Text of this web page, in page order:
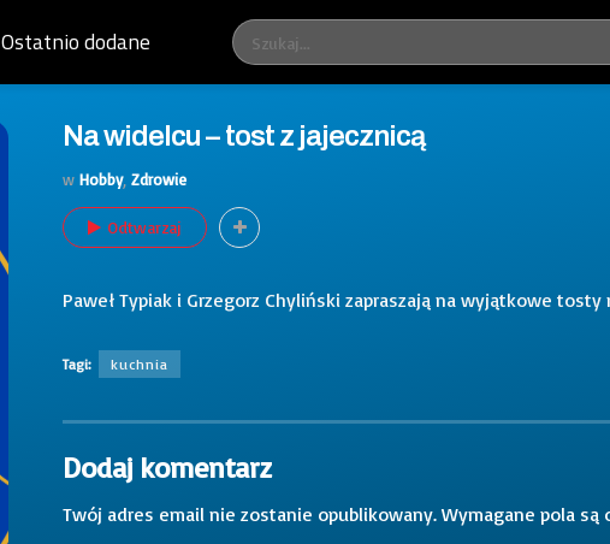
Ostatnio dodane
Na widelcu – tost z jajecznicą
w Hobby, Zdrowie
Odtwarzaj
Paweł Typiak i Grzegorz Chyliński zapraszają na wyjątkowe
Tagi: kuchnia
Dodaj komentarz
Twój adres email nie zostanie opublikowany. Wymagane pola są